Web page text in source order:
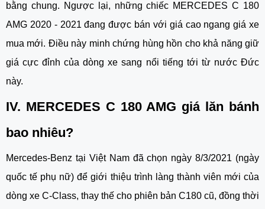
bằng chung. Ngược lại, những chiếc MERCEDES C 180
AMG 2020 - 2021 đang được bán với giá cao ngang giá xe
mua mới. Điều này minh chứng hùng hồn cho khả năng giữ
giá cực đỉnh của dòng xe sang nổi tiếng tới từ nước Đức
này.
IV. MERCEDES C 180 AMG giá lăn bánh
bao nhiêu?
Mercedes-Benz tại Việt Nam đã chọn ngày 8/3/2021 (ngày
quốc tế phụ nữ) để giới thiệu trình làng thành viên mới của
dòng xe C-Class, thay thế cho phiên bản C180 cũ, đồng thời